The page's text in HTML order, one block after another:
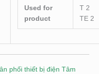
Used for
product
T 2
TE 2
phối thiết bị điện Tâm